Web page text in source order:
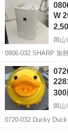
W
岡山
0806-032 SHARP 加熱気
使用に伴う多少のス
詳細は現地でご確認
岡山 岡山市
300
岡山
0720-032 Ducky Duck 加湿
用に伴う多少のスレ